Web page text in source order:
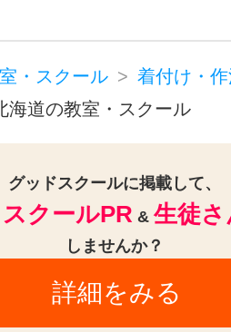
・スクール
着付け・
海道の教室・スクール
グッドスクールに掲載して、
クールPR & 生徒
しませんか？
詳細をみる